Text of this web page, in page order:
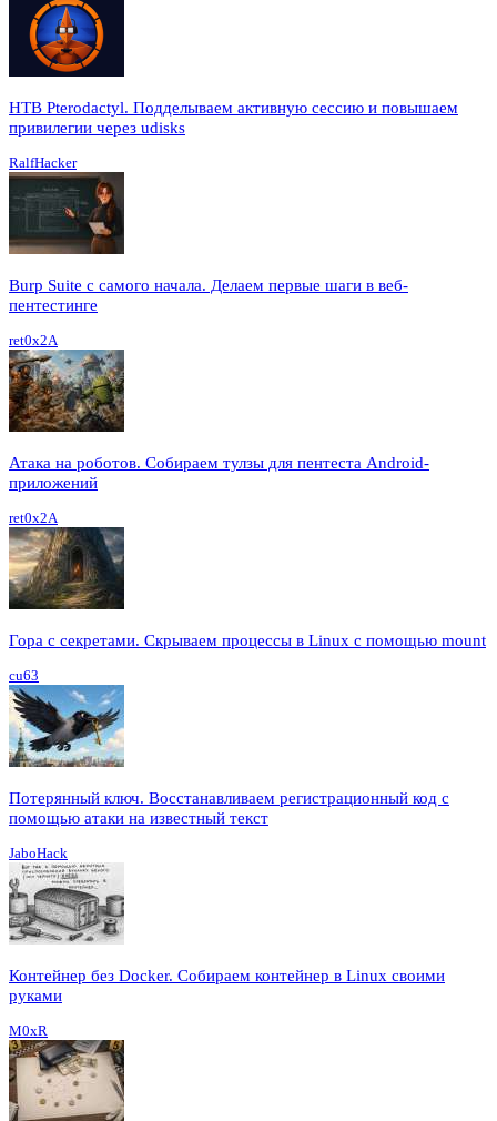
HTB Pterodactyl. Подделываем активную сессию и повышаем
привилегии через udisks
RalfHacker
Burp Suite с самого начала. Делаем первые шаги в веб-
пентестинге
ret0x2A
Атака на роботов. Собираем тулзы для пентеста Android-
приложений
ret0x2A
Гора с секретами. Скрываем процессы в Linux c помощью mount
cu63
Потерянный ключ. Восстанавливаем регистрационный код с
помощью атаки на известный текст
JaboHack
Контейнер без Docker. Собираем контейнер в Linux своими
руками
M0xR